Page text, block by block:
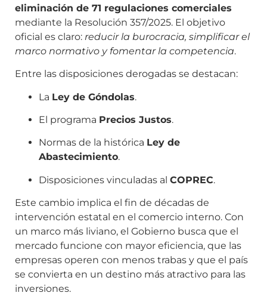
eliminación de 71 regulaciones comerciales
mediante la Resolución 357/2025. El objetivo
oficial es claro: reducir la burocracia, simplificar el
marco normativo y fomentar la competencia.
Entre las disposiciones derogadas se destacan:
La Ley de Góndolas.
El programa Precios Justos.
Normas de la histórica Ley de
Abastecimiento.
Disposiciones vinculadas al COPREC.
Este cambio implica el fin de décadas de
intervención estatal en el comercio interno. Con
un marco más liviano, el Gobierno busca que el
mercado funcione con mayor eficiencia, que las
empresas operen con menos trabas y que el país
se convierta en un destino más atractivo para las
inversiones.